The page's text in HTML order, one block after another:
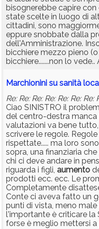
bisognerebbe capire
state scelte in luogo di
cittadini, sono
eppure snobbate dalla
dell'Amministrazione.
bicchiere mezzo pieno
bicchiere.......non lo vede..
Marchionini su sanità
Re: Re: Re: Re: Re: Re:
Ciao SINISTRO il
del centro-destra manca
valutazioni va bene
scrivere le regole.
rispettate..... ma loro
sopra, una finanziaria
chi ci deve andare in
riguarda i figli, aumento
prodotti ecc. ecc. Le
Completamente
Conte ci aveva fatto un
punti di vista, meno male
l'importante è criticare la
forse è meglio mettersi a